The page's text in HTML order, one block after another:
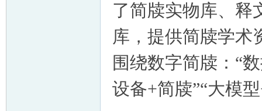
了简牍实物库、释
库，提供简牍学术
围绕数字简牍：“
设备+简牍”“大模